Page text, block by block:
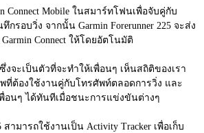
Connect Mobile ในสมาร์ทโฟนเพื่อจับคู่กับ
รอบวิ่ง จากนั้น Garmin Forerunner 225 จะส่ง
Connect ให้โดยอัตโนมัติ
งจะเป็นตัวที่จะทำให้เพื่อนๆ เห็นสถิติของเรา
ที่ต้องใช้งานคู่กับโทรศัพท์ตลอดการวิ่ง และ
อนๆ ได้ทันทีเมื่อชนะการแข่งขันต่างๆ
สามารถใช้งานเป็น Activity Tracker เพื่อเก็บ